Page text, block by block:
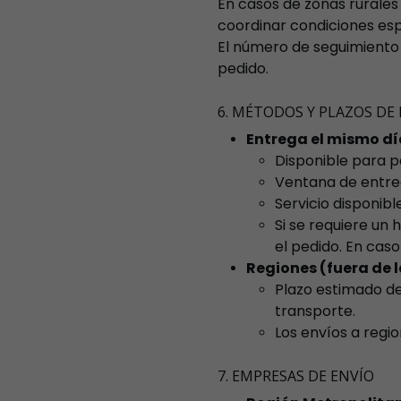
coordinar condiciones
El número de
pedido.
6. MÉTODOS Y PLAZOS DE
Entrega el mismo
Disponible para
Ventana de
Servicio
Si se requiere un
el pedido. En
Regiones (fuera de la
Plazo estimado
transporte.
Los envíos a
7. EMPRESAS DE ENVÍO